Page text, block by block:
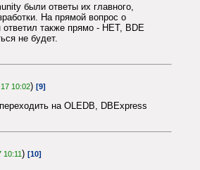
были ответы их главного,
На прямой вопрос о
также прямо - НЕТ, BDE
не будет.
10:02) [9]
на OLEDB, DBExpress
10:11) [10]